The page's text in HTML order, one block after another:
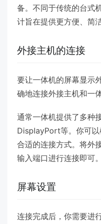
备。不同于传统的台式
计旨在提供更方便、简
外接主机的连接
要让一体机的屏幕显示
确地连接外接主机和一体
通常一体机提供了多种
DisplayPort等。你可
合适的连接方式。将外
输入端口进行连接即可。
屏幕设置
连接完成后，你需要进